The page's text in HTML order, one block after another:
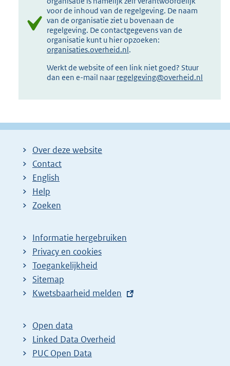
voor de inhoud van de regelgeving. De naam
van de organisatie ziet u bovenaan de
regelgeving. De contactgegevens van de
organisatie kunt u hier opzoeken:
organisaties.overheid.nl.
Werkt de website of een link niet goed? Stuur
dan een e-mail naar regelgeving@overheid.nl
Over deze website
Contact
English
Help
Zoeken
Informatie hergebruiken
Privacy en cookies
Toegankelijkheid
Sitemap
E
t
e
r
Kwetsbaarheid melden
Open data
Linked Data Overheid
PUC Open Data